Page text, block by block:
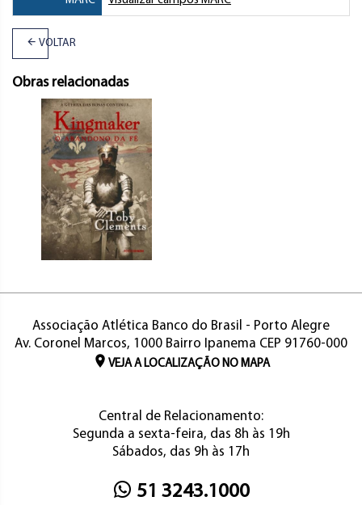
VOLTAR
Obras relacionadas
Associação Atlética Banco do Brasil - Porto Alegre
Av. Coronel Marcos, 1000 Bairro Ipanema CEP 91760-000
VEJA A LOCALIZAÇÃO NO MAPA
Central de Relacionamento:
Segunda a sexta-feira, das 8h às 19h
Sábados, das 9h às 17h
51 3243.1000